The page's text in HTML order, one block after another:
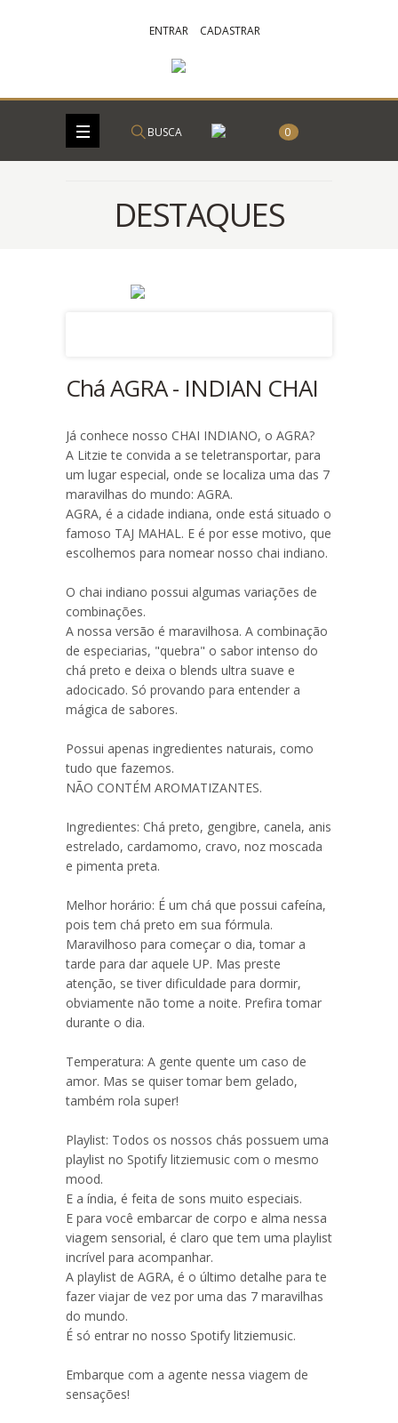
ENTRAR CADASTRAR
0
BUSCA
DESTAQUES
Chá AGRA - INDIAN CHAI
Já conhece nosso CHAI INDIANO, o AGRA?
A Litzie te convida a se teletransportar, para
um lugar especial, onde se localiza uma das 7
maravilhas do mundo: AGRA.
AGRA, é a cidade indiana, onde está situado o
famoso TAJ MAHAL. E é por esse motivo, que
escolhemos para nomear nosso chai indiano.
O chai indiano possui algumas variações de
combinações.
A nossa versão é maravilhosa. A combinação
de especiarias, "quebra" o sabor intenso do
chá preto e deixa o blends ultra suave e
adocicado. Só provando para entender a
mágica de sabores.
Possui apenas ingredientes naturais, como
tudo que fazemos.
NÃO CONTÉM AROMATIZANTES.
Ingredientes: Chá preto, gengibre, canela, anis
estrelado, cardamomo, cravo, noz moscada
e pimenta preta.
Melhor horário: É um chá que possui cafeína,
pois tem chá preto em sua fórmula.
Maravilhoso para começar o dia, tomar a
tarde para dar aquele UP. Mas preste
atenção, se tiver dificuldade para dormir,
obviamente não tome a noite. Prefira tomar
durante o dia.
Temperatura: A gente quente um caso de
amor. Mas se quiser tomar bem gelado,
também rola super!
Playlist: Todos os nossos chás possuem uma
playlist no Spotify litziemusic com o mesmo
mood.
E a índia, é feita de sons muito especiais.
E para você embarcar de corpo e alma nessa
viagem sensorial, é claro que tem uma playlist
incrível para acompanhar.
A playlist de AGRA, é o último detalhe para te
fazer viajar de vez por uma das 7 maravilhas
do mundo.
É só entrar no nosso Spotify litziemusic.
Embarque com a agente nessa viagem de
sensações!